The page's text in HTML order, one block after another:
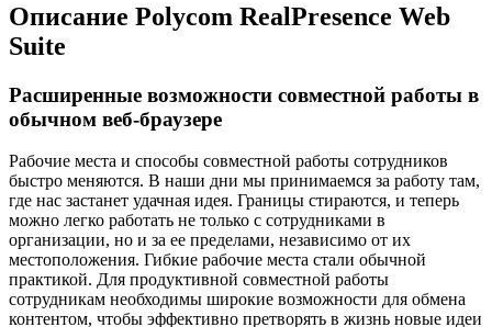
Описание Polycom RealPresence Web
Suite
Расширенные возможности совместной работы в
обычном веб-браузере
Рабочие места и способы совместной работы сотрудников
быстро меняются. В наши дни мы принимаемся за работу там,
где нас застанет удачная идея. Границы стираются, и теперь
можно легко работать не только с сотрудниками в
организации, но и за ее пределами, независимо от их
местоположения. Гибкие рабочие места стали обычной
практикой. Для продуктивной совместной работы
сотрудникам необходимы широкие возможности для обмена
контентом, чтобы эффективно претворять в жизнь новые идеи